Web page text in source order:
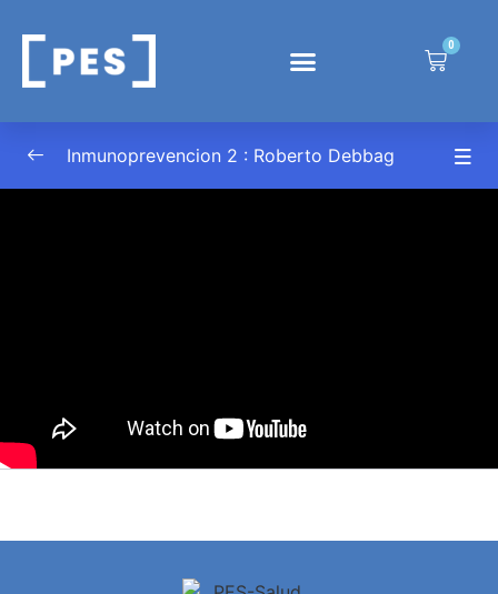
0
Generando confianza en vacunas con
evidencia
Inmunoprevencion 2 : Roberto Debbag